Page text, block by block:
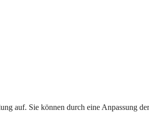
auf. Sie können durch eine Anpassung